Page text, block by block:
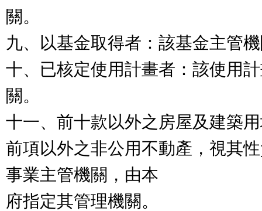
關。
九、以基金取得者：該基金主管
十、已核定使用計畫者：該使用
關。
十一、前十款以外之房屋及建築
前項以外之非公用不動產，視其
事業主管機關，由本
府指定其管理機關。